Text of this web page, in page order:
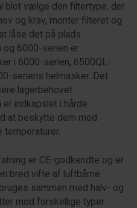
blot vælge den filtertype, der
og krav, monter filteret og
låse det på plads.
og 6000-serien er
i 6000-serien, 6500QL-
seriens helmasker. Det
lagerbehovet.
indkapslet i hårde
at beskytte dem mod
temperaturer.
er CE-godkendte og er
bred vifte af luftbårne
sammen med halv- og
mod forskellige typer